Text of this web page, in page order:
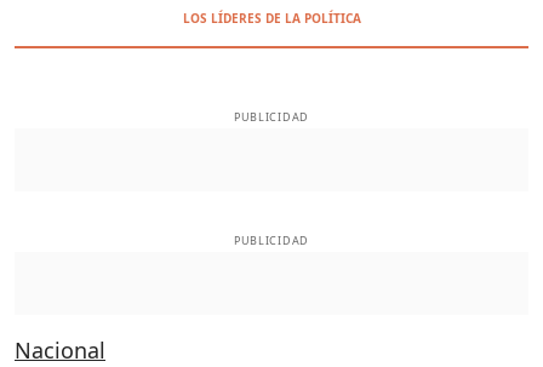
LOS LÍDERES DE LA POLÍTICA
PUBLICIDAD
PUBLICIDAD
Nacional